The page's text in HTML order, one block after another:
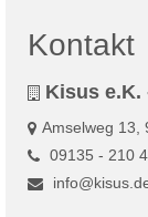
Kontakt
Kisus e.K.
Amselweg 13,
09135 - 210